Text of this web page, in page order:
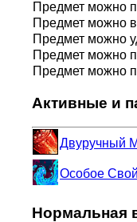
Предмет можно
Предмет можно
Предмет можно
Предмет можно
Предмет можно
Активные и
Двуручный
Особое
Нормальная